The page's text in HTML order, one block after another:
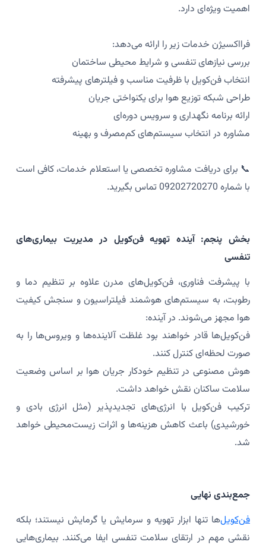
اهمیت ویژه‌ای دارد.
فرااکسیژن خدمات زیر را ارائه می‌دهد:
بررسی نیازهای تنفسی و شرایط محیطی ساختمان
انتخاب فن‌کویل با ظرفیت مناسب و فیلترهای پیشرفته
طراحی شبکه توزیع هوا برای یکنواختی جریان
ارائه برنامه نگهداری و سرویس دوره‌ای
مشاوره در انتخاب سیستم‌های کم‌مصرف و بهینه
📞 برای دریافت مشاوره تخصصی یا استعلام خدمات، کافی است
با شماره 09202720270 تماس بگیرید.
بخش پنجم: آینده تهویه فن‌کویل در مدیریت بیماری‌های
تنفسی
با پیشرفت فناوری، فن‌کویل‌های مدرن علاوه بر تنظیم دما و
رطوبت، به سیستم‌های هوشمند فیلتراسیون و سنجش کیفیت
هوا مجهز می‌شوند. در آینده:
فن‌کویل‌ها قادر خواهند بود غلظت آلاینده‌ها و ویروس‌ها را به
صورت لحظه‌ای کنترل کنند.
هوش مصنوعی در تنظیم خودکار جریان هوا بر اساس وضعیت
سلامت ساکنان نقش خواهد داشت.
ترکیب فن‌کویل با انرژی‌های تجدیدپذیر (مثل انرژی بادی و
خورشیدی) باعث کاهش هزینه‌ها و اثرات زیست‌محیطی خواهد
شد.
جمع‌بندی نهایی
فن‌کویل‌ها تنها ابزار تهویه و سرمایش یا گرمایش نیستند؛ بلکه
نقشی مهم در ارتقای سلامت تنفسی ایفا می‌کنند. بیماری‌هایی